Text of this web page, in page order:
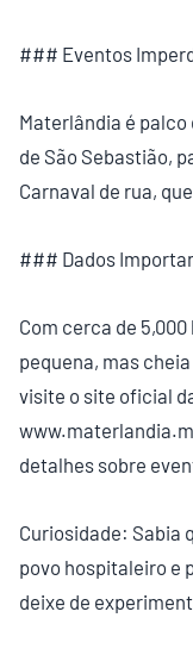
### Eventos
Materlândia é
de São Sebastião,
Carnaval de rua,
### Dados
Com cerca de
pequena, mas
visite o site oficial
detalhes sobre
Curiosidade: Sabia
povo hospitaleiro e
deixe de